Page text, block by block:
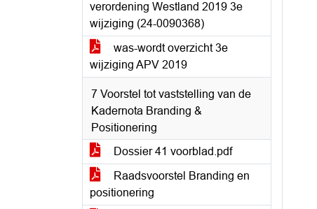
verordening Westland 2019 3e
wijziging (24-0090368)
was-wordt overzicht 3e
wijziging APV 2019
7 Voorstel tot vaststelling van de
Kadernota Branding &
Positionering
Dossier 41 voorblad.pdf
Raadsvoorstel Branding en
positionering